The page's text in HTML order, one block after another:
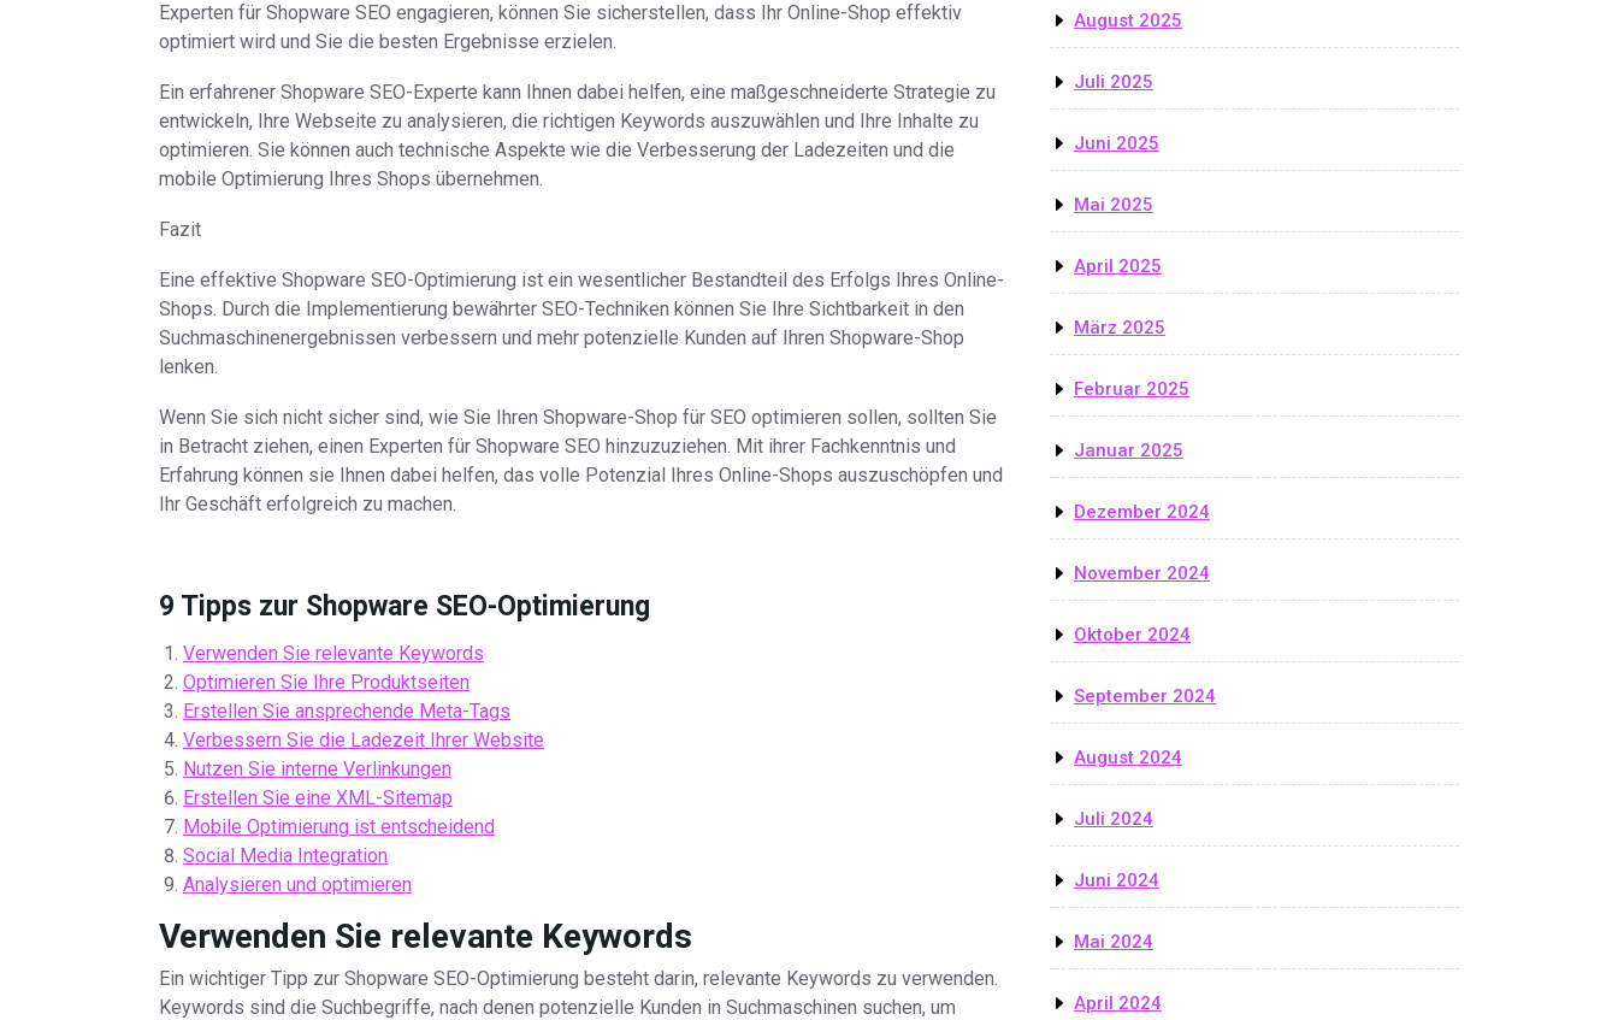
Experten für Shopware SEO engagieren, können Sie sicherstellen, dass Ihr Online-Shop effektiv
optimiert wird und Sie die besten Ergebnisse erzielen.
Ein erfahrener Shopware SEO-Experte kann Ihnen dabei helfen, eine maßgeschneiderte Strategie zu
entwickeln, Ihre Webseite zu analysieren, die richtigen Keywords auszuwählen und Ihre Inhalte zu
optimieren. Sie können auch technische Aspekte wie die Verbesserung der Ladezeiten und die
mobile Optimierung Ihres Shops übernehmen.
Fazit
Eine effektive Shopware SEO-Optimierung ist ein wesentlicher Bestandteil des Erfolgs Ihres Online-
Shops. Durch die Implementierung bewährter SEO-Techniken können Sie Ihre Sichtbarkeit in den
Suchmaschinenergebnissen verbessern und mehr potenzielle Kunden auf Ihren Shopware-Shop
lenken.
Wenn Sie sich nicht sicher sind, wie Sie Ihren Shopware-Shop für SEO optimieren sollen, sollten Sie
in Betracht ziehen, einen Experten für Shopware SEO hinzuzuziehen. Mit ihrer Fachkenntnis und
Erfahrung können sie Ihnen dabei helfen, das volle Potenzial Ihres Online-Shops auszuschöpfen und
Ihr Geschäft erfolgreich zu machen.
9 Tipps zur Shopware SEO-Optimierung
Verwenden Sie relevante Keywords
Optimieren Sie Ihre Produktseiten
Erstellen Sie ansprechende Meta-Tags
Verbessern Sie die Ladezeit Ihrer Website
Nutzen Sie interne Verlinkungen
Erstellen Sie eine XML-Sitemap
Mobile Optimierung ist entscheidend
Social Media Integration
Analysieren und optimieren
Verwenden Sie relevante Keywords
Ein wichtiger Tipp zur Shopware SEO-Optimierung besteht darin, relevante Keywords zu verwenden.
Keywords sind die Suchbegriffe, nach denen potenzielle Kunden in Suchmaschinen suchen, um
August 2025
Juli 2025
Juni 2025
Mai 2025
April 2025
März 2025
Februar 2025
Januar 2025
Dezember 2024
November 2024
Oktober 2024
September 2024
August 2024
Juli 2024
Juni 2024
Mai 2024
April 2024